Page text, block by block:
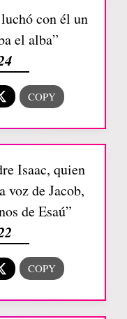
con él un
el alba”
Isaac, quien
voz de Jacob,
de Esaú”